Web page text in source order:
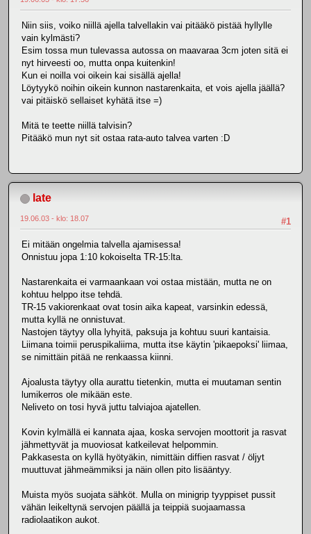
Niin siis, voiko niillä ajella talvellakin vai pitääkö pistää hyllylle
vain kylmästi?
Esim tossa mun tulevassa autossa on maavaraa 3cm joten sitä ei
nyt hirveesti oo, mutta onpa kuitenkin!
Kun ei noilla voi oikein kai sisällä ajella!
Löytyykö noihin oikein kunnon nastarenkaita, et vois ajella jäällä?
vai pitäiskö sellaiset kyhätä itse =)
Mitä te teette niillä talvisin?
Pitääkö mun nyt sit ostaa rata-auto talvea varten :D
late
#1
19.06.03 - klo: 18.07
Ei mitään ongelmia talvella ajamisessa!
Onnistuu jopa 1:10 kokoiselta TR-15:lta.
Nastarenkaita ei varmaankaan voi ostaa mistään, mutta ne on
kohtuu helppo itse tehdä.
TR-15 vakiorenkaat ovat tosin aika kapeat, varsinkin edessä,
mutta kyllä ne onnistuvat.
Nastojen täytyy olla lyhyitä, paksuja ja kohtuu suuri kantaisia.
Liimana toimii peruspikaliima, mutta itse käytin 'pikaepoksi' liimaa,
se nimittäin pitää ne renkaassa kiinni.
Ajoalusta täytyy olla aurattu tietenkin, mutta ei muutaman sentin
lumikerros ole mikään este.
Neliveto on tosi hyvä juttu talviajoa ajatellen.
Kovin kylmällä ei kannata ajaa, koska servojen moottorit ja rasvat
jähmettyvät ja muoviosat katkeilevat helpommin.
Pakkasesta on kyllä hyötyäkin, nimittäin diffien rasvat / öljyt
muuttuvat jähmeämmiksi ja näin ollen pito lisääntyy.
Muista myös suojata sähköt. Mulla on minigrip tyyppiset pussit
vähän leikeltynä servojen päällä ja teippiä suojaamassa
radiolaatikon aukot.